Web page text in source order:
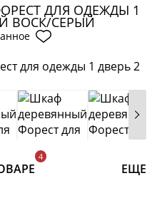
ДЛЯ ОДЕЖДЫ 1
ВОСК/СЕРЫЙ
ЕЩЕ